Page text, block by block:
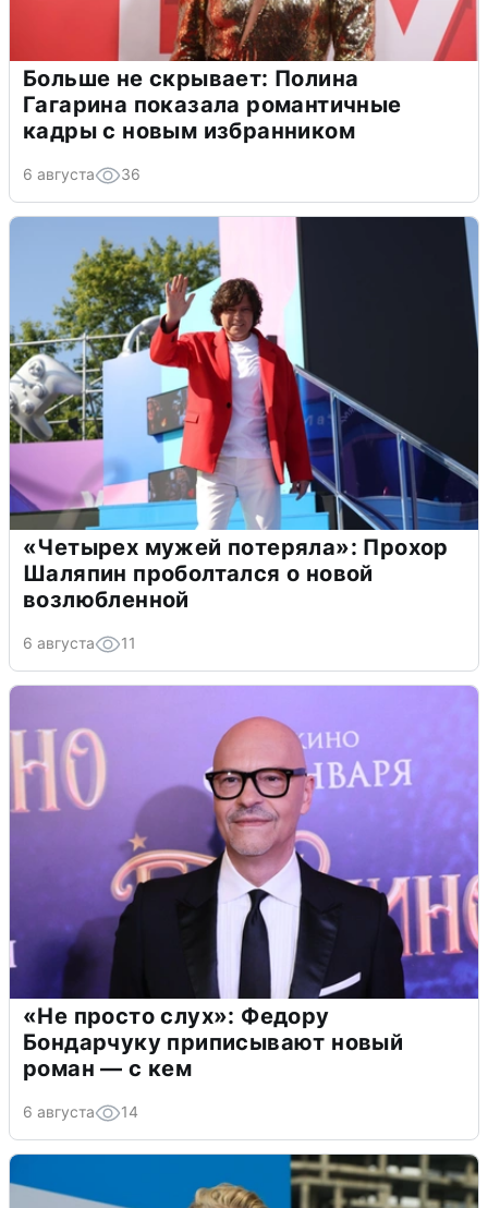
Больше не скрывает: Полина
Гагарина показала романтичные
кадры с новым избранником
6 августа 36
«Четырех мужей потеряла»: Прохор
Шаляпин проболтался о новой
возлюбленной
6 августа 11
«Не просто слух»: Федору
Бондарчуку приписывают новый
роман — с кем
6 августа 14